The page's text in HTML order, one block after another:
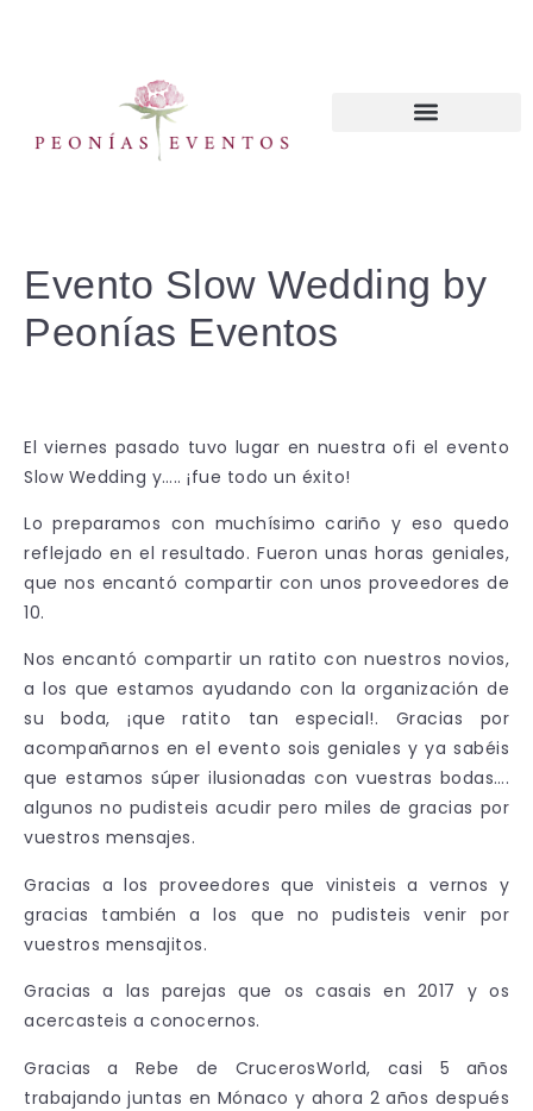
Evento Slow Wedding by
Peonías Eventos
El viernes pasado tuvo lugar en nuestra ofi el evento
Slow Wedding y….. ¡fue todo un éxito!
Lo preparamos con muchísimo cariño y eso quedo
reflejado en el resultado. Fueron unas horas geniales,
que nos encantó compartir con unos proveedores de
10.
Nos encantó compartir un ratito con nuestros novios,
a los que estamos ayudando con la organización de
su boda, ¡que ratito tan especial!. Gracias por
acompañarnos en el evento sois geniales y ya sabéis
que estamos súper ilusionadas con vuestras bodas….
algunos no pudisteis acudir pero miles de gracias por
vuestros mensajes.
Gracias a los proveedores que vinisteis a vernos y
gracias también a los que no pudisteis venir por
vuestros mensajitos.
Gracias a las parejas que os casais en 2017 y os
acercasteis a conocernos.
Gracias a Rebe de CrucerosWorld, casi 5 años
trabajando juntas en Mónaco y ahora 2 años después